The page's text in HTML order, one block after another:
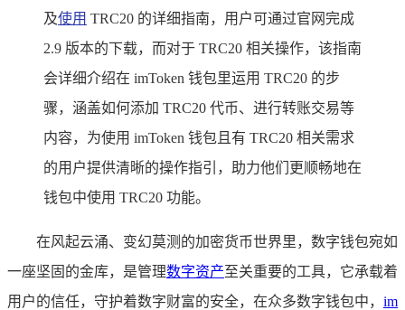
及使用 TRC20 的详细指南，用户可通过官网完成
2.9 版本的下载，而对于 TRC20 相关操作，该指南
会详细介绍在 imToken 钱包里运用 TRC20 的步
骤，涵盖如何添加 TRC20 代币、进行转账交易等
内容，为使用 imToken 钱包且有 TRC20 相关需求
的用户提供清晰的操作指引，助力他们更顺畅地在
钱包中使用 TRC20 功能。
在风起云涌、变幻莫测的加密货币世界里，数字钱包宛如
一座坚固的金库，是管理数字资产至关重要的工具，它承载着
用户的信任，守护着数字财富的安全，在众多数字钱包中， im